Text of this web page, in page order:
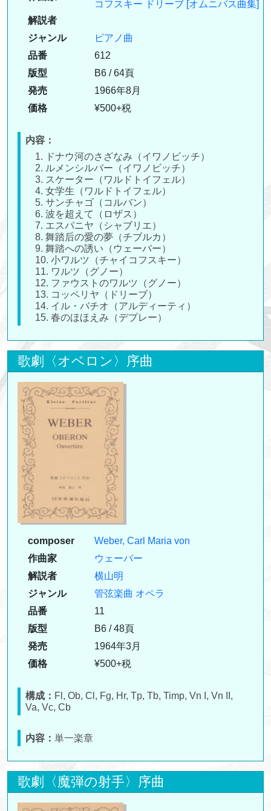
コフスキー ドリーブ [オムニバス曲集]
解説者
ジャンル
ピアノ曲
品番
612
版型
B6 / 64頁
発売
1966年8月
価格
¥500+税
内容：
1. ドナウ河のさざなみ（イワノビッチ）
2. ルメンシルバー（イワノビッチ）
3. スケーター（ワルドトイフェル）
4. 女学生（ワルドトイフェル）
5. サンチャゴ（コルバン）
6. 波を超えて（ロザス）
7. エスパニヤ（シャブリエ）
8. 舞踏后の愛の夢（チブルカ）
9. 舞踏への誘い（ウェーバー）
10. 小ワルツ（チャイコフスキー）
11. ワルツ（グノー）
12. ファウストのワルツ（グノー）
13. コッペリヤ（ドリーブ）
14. イル・バチオ（アルディーティ）
15. 春のほほえみ（デプレー）
歌劇〈オベロン〉序曲
composer
Weber, Carl Maria von
作曲家
ウェーバー
解説者
横山明
ジャンル
管弦楽曲 オペラ
品番
11
版型
B6 / 48頁
発売
1964年3月
価格
¥500+税
構成： Fl, Ob, Cl, Fg, Hr, Tp, Tb, Timp, Vn I, Vn II,
Va, Vc, Cb
内容： 単一楽章
歌劇〈魔弾の射手〉序曲